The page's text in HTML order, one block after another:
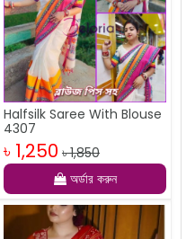
Halfsilk Saree With Blouse
4307
৳ 1,250 ৳ 1,850
অর্ডার করুন